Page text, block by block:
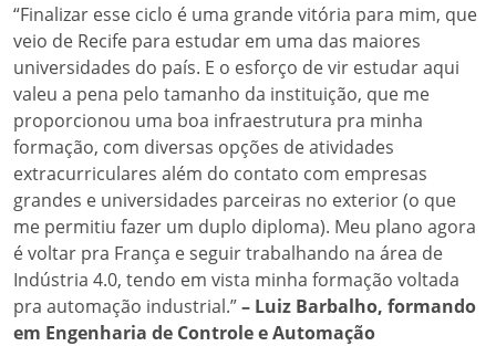
“Finalizar esse ciclo é uma grande vitória para mim, que
veio de Recife para estudar em uma das maiores
universidades do país. E o esforço de vir estudar aqui
valeu a pena pelo tamanho da instituição, que me
proporcionou uma boa infraestrutura pra minha
formação, com diversas opções de atividades
extracurriculares além do contato com empresas
grandes e universidades parceiras no exterior (o que
me permitiu fazer um duplo diploma). Meu plano agora
é voltar pra França e seguir trabalhando na área de
Indústria 4.0, tendo em vista minha formação voltada
pra automação industrial.”– Luiz Barbalho, formando
em Engenharia de Controle e Automação